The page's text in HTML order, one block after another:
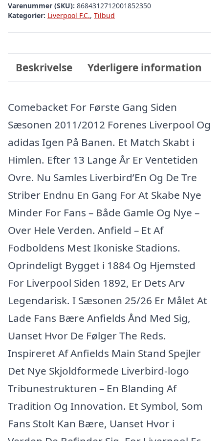
Varenummer (SKU): 8684312712001852350
Kategorier: Liverpool F.C., Tilbud
Beskrivelse Yderligere information
Comebacket For Første Gang Siden
Sæsonen 2011/2012 Forenes Liverpool Og
adidas Igen På Banen. Et Match Skabt i
Himlen. Efter 13 Lange År Er Ventetiden
Ovre. Nu Samles Liverbird’En Og De Tre
Striber Endnu En Gang For At Skabe Nye
Minder For Fans – Både Gamle Og Nye –
Over Hele Verden. Anfield – Et Af
Fodboldens Mest Ikoniske Stadions.
Oprindeligt Bygget i 1884 Og Hjemsted
For Liverpool Siden 1892, Er Dets Arv
Legendarisk. I Sæsonen 25/26 Er Målet At
Lade Fans Bære Anfields Ånd Med Sig,
Uanset Hvor De Følger The Reds.
Inspireret Af Anfields Main Stand Spejler
Det Nye Skjoldformede Liverbird-logo
Tribunestrukturen – En Blanding Af
Tradition Og Innovation. Et Symbol, Som
Fans Stolt Kan Bære, Uanset Hvor i